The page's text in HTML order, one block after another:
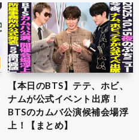
【本日のBTS】テテ、ホビ、
ナムが公式イベント出席！
BTSのカムバ公演候補会場浮
上！【まとめ】